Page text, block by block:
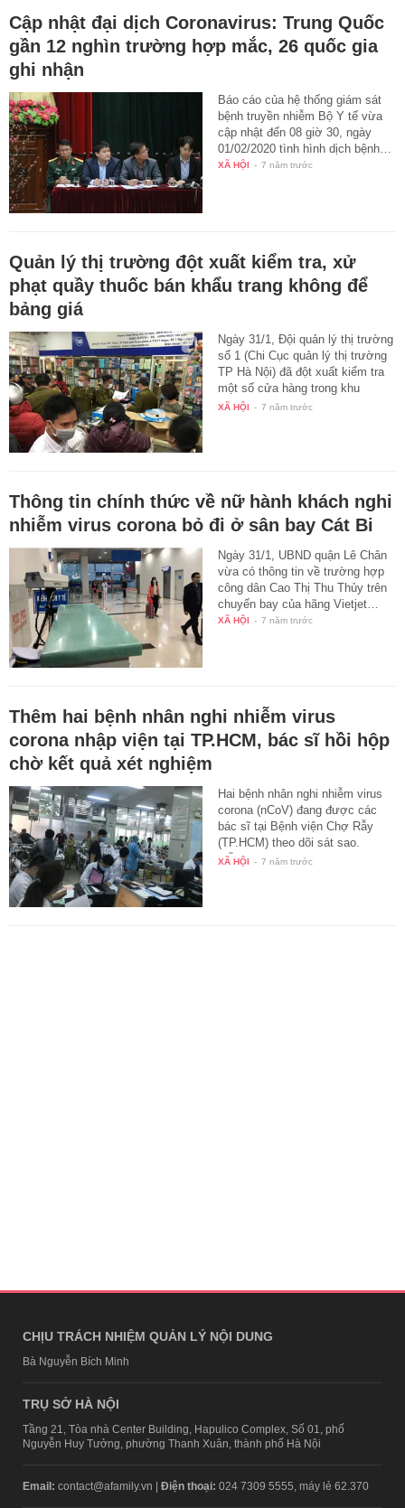
Cập nhật đại dịch Coronavirus: Trung Quốc
gần 12 nghìn trường hợp mắc, 26 quốc gia
ghi nhận
Báo cáo của hệ thống giám sát
bệnh truyền nhiễm Bộ Y tế vừa
cập nhật đến 08 giờ 30, ngày
01/02/2020 tình hình dịch bệnh…
XÃ HỘI - 7 năm trước
Quản lý thị trường đột xuất kiểm tra, xử
phạt quầy thuốc bán khẩu trang không để
bảng giá
Ngày 31/1, Đội quản lý thị trường
số 1 (Chi Cục quản lý thị trường
TP Hà Nội) đã đột xuất kiểm tra
một số cửa hàng trong khu
vực…
XÃ HỘI - 7 năm trước
Thông tin chính thức về nữ hành khách nghi
nhiễm virus corona bỏ đi ở sân bay Cát Bi
Ngày 31/1, UBND quận Lê Chân
vừa có thông tin về trường hợp
công dân Cao Thị Thu Thủy trên
chuyến bay của hãng Vietjet…
XÃ HỘI - 7 năm trước
Thêm hai bệnh nhân nghi nhiễm virus
corona nhập viện tại TP.HCM, bác sĩ hồi hộp
chờ kết quả xét nghiệm
Hai bệnh nhân nghi nhiễm virus
corona (nCoV) đang được các
bác sĩ tại Bệnh viện Chợ Rẫy
(TP.HCM) theo dõi sát sao.
Mẫu…
XÃ HỘI - 7 năm trước
CHỊU TRÁCH NHIỆM QUẢN LÝ NỘI DUNG
Bà Nguyễn Bích Minh
TRỤ SỞ HÀ NỘI
Tầng 21, Tòa nhà Center Building, Hapulico Complex, Số 01, phố
Nguyễn Huy Tưởng, phường Thanh Xuân, thành phố Hà Nội
Email: contact@afamily.vn | Điện thoại: 024 7309 5555, máy lẻ 62.370